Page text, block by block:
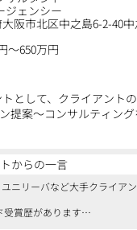
＞
みなし：商談機会の創出
うことはありません。
10～15社程を担当を想定。
了後のフォローなどを行い
、PRで約2週間～2か月
の後の長いお付き合いを
ジェンシー
阪市北区中之島6-2-40
～650万円
として、クライアント
提案～コンサルティン
、PRコンサルタントと
職として従事されている
テンツ運用をされている
をお持ちの方からのご応
からの一言
ニリーバなど大手クライア
賞歴があります